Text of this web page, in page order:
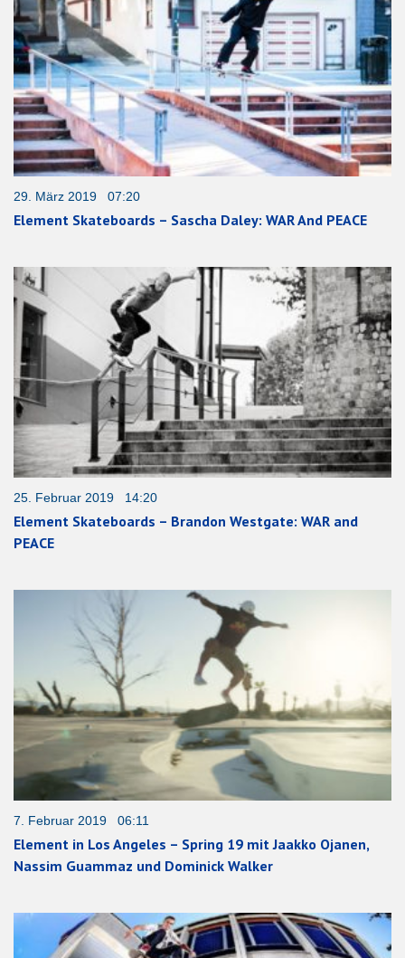
29. März 2019 07:20
Element Skateboards – Sascha Daley: WAR And PEACE
25. Februar 2019 14:20
Element Skateboards – Brandon Westgate: WAR and
PEACE
7. Februar 2019 06:11
Element in Los Angeles – Spring 19 mit Jaakko Ojanen,
Nassim Guammaz und Dominick Walker